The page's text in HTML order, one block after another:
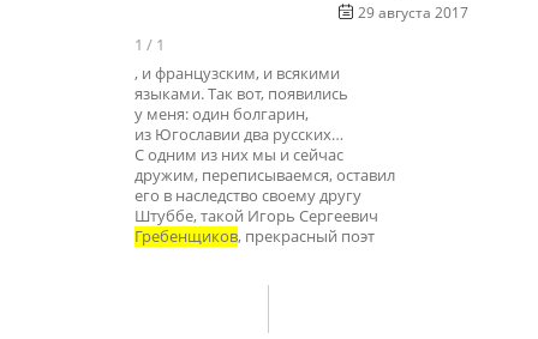
29 августа 2017
1 / 1
, и французским, и всякими
языками. Так вот, появились
у меня: один болгарин,
из Югославии два русских…
С одним из них мы и сейчас
дружим, переписываемся, оставил
его в наследство своему другу
Штуббе, такой Игорь Сергеевич
Гребенщиков, прекрасный поэт